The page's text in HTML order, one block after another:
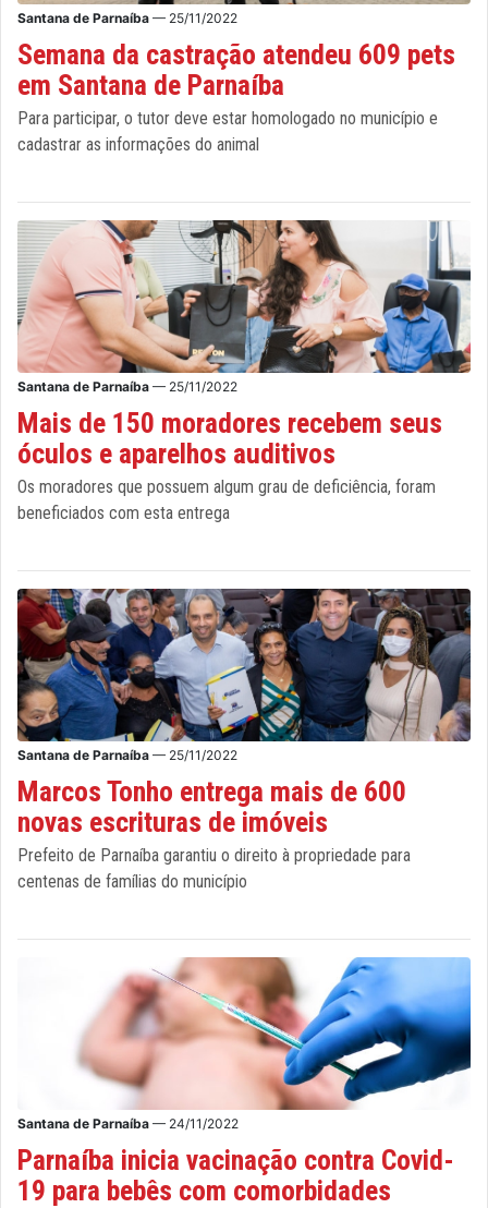
Santana de Parnaíba — 25/11/2022
Semana da castração atendeu 609 pets
em Santana de Parnaíba
Para participar, o tutor deve estar homologado no município e
cadastrar as informações do animal
Santana de Parnaíba — 25/11/2022
Mais de 150 moradores recebem seus
óculos e aparelhos auditivos
Os moradores que possuem algum grau de deficiência, foram
beneficiados com esta entrega
Santana de Parnaíba — 25/11/2022
Marcos Tonho entrega mais de 600
novas escrituras de imóveis
Prefeito de Parnaíba garantiu o direito à propriedade para
centenas de famílias do município
Santana de Parnaíba — 24/11/2022
Parnaíba inicia vacinação contra Covid-
19 para bebês com comorbidades